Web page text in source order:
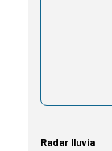
Radar lluvia